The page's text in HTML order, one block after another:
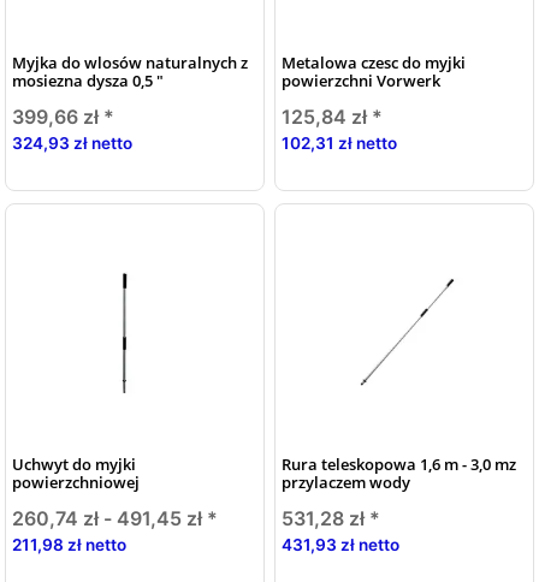
Myjka do wlosów naturalnych z
mosiezna dysza 0,5 "
399,66 zł *
324,93 zł netto
Metalowa czesc do myjki
powierzchni Vorwerk
125,84 zł *
102,31 zł netto
Uchwyt do myjki
powierzchniowej
260,74 zł - 491,45 zł *
211,98 zł netto
Rura teleskopowa 1,6 m - 3,0 mz
przylaczem wody
531,28 zł *
431,93 zł netto